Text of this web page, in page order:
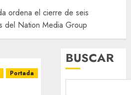
ordena el cierre de seis
del Nation Media Group
Portada
BUSCAR